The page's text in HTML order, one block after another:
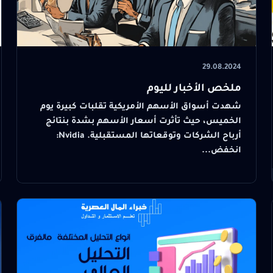
29.08.2024
ملخص الأخبار لليوم
شهدت أسواق الأسهم الأمريكية تقلبات كبيرة يوم
الخميس، حيث تأثرت أسعار الأسهم بشدة بنتائج
أرباح الشركات وتوقعاتها المستقبلية. Nvidia:
انخفض...